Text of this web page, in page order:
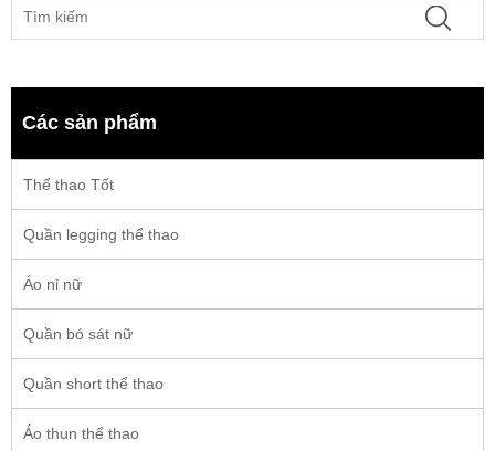
Các sản phẩm
Thể thao Tốt
Quần legging thể thao
Áo nỉ nữ
Quần bó sát nữ
Quần short thể thao
Áo thun thể thao